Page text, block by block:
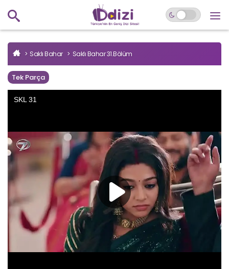
Saklı Bahar Saklı Bahar 31.Bölüm
Tek Parça